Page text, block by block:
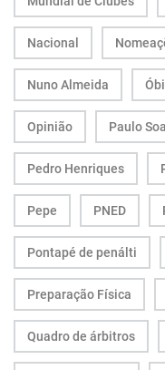
Nacional
Nuno Almeida
Opinião Paulo
Pedro Henriques
Pepe PNED
Pontapé de penálti
Preparação Física
Quadro de árbitros